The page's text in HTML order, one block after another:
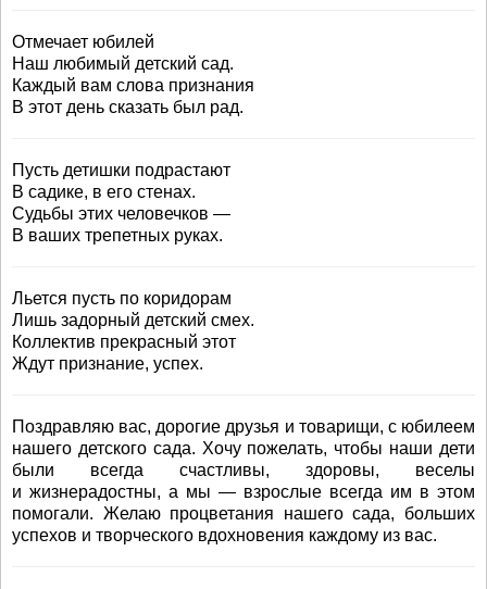
Отмечает юбилей
Наш любимый детский сад.
Каждый вам слова признания
В этот день сказать был рад.
Пусть детишки подрастают
В садике, в его стенах.
Судьбы этих человечков —
В ваших трепетных руках.
Льется пусть по коридорам
Лишь задорный детский смех.
Коллектив прекрасный этот
Ждут признание, успех.
Поздравляю вас, дорогие друзья и товарищи, с юбилеем
нашего детского сада. Хочу пожелать, чтобы наши дети
были всегда счастливы, здоровы, веселы
и жизнерадостны, а мы — взрослые всегда им в этом
помогали. Желаю процветания нашего сада, больших
успехов и творческого вдохновения каждому из вас.